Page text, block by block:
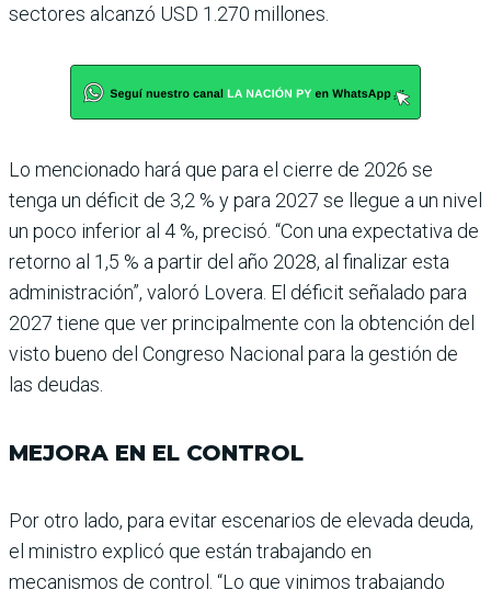
sectores alcanzó USD 1.270 millones.
Lo mencionado hará que para el cierre de 2026 se
tenga un déficit de 3,2 % y para 2027 se llegue a un nivel
un poco inferior al 4 %, precisó. “Con una expectativa de
retorno al 1,5 % a partir del año 2028, al finalizar esta
administra­ción”, valoró Lovera. El défi­cit señalado para
2027 tiene que ver principalmente con la obtención del
visto bueno del Congreso Nacional para la gestión de
las deudas.
MEJORA EN EL CONTROL
Por otro lado, para evitar escenarios de elevada deuda,
el ministro explicó que están trabajando en
mecanismos de control. “Lo que vinimos trabajando